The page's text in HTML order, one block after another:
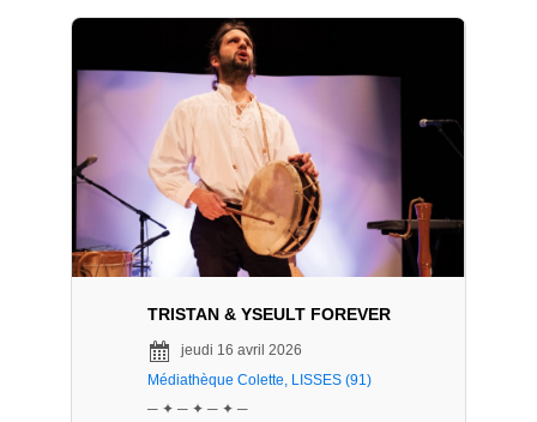
TRISTAN & YSEULT FOREVER
jeudi 16 avril 2026
Médiathèque Colette, LISSES (91)
─ ✦ ─ ✦ ─ ✦ ─